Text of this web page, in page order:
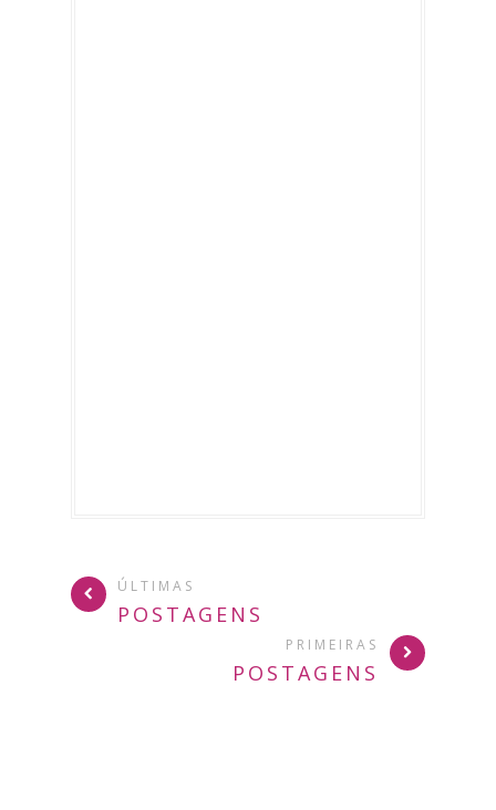
ÚLTIMAS
POSTAGENS
PRIMEIRAS
POSTAGENS